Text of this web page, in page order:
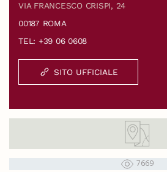
VIA FRANCESCO CRISPI, 24
00187 ROMA
TEL: +39 06 0608
SITO UFFICIALE
7669